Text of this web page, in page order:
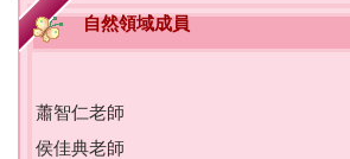
自然領域成員
蕭智仁老師
侯佳典老師